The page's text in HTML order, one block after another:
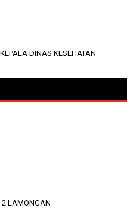
DINAS KESEHATAN
2 LAMONGAN